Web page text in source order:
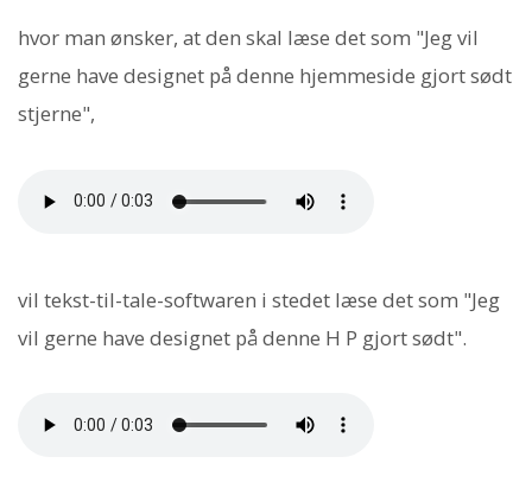
hvor man ønsker, at den skal læse det som "Jeg vil
gerne have designet på denne hjemmeside gjort sødt
stjerne",
vil tekst-til-tale-softwaren i stedet læse det som "Jeg
vil gerne have designet på denne H P gjort sødt".